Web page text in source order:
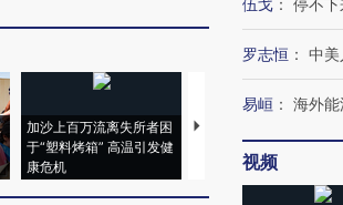
加沙上百万流离失所者困
于“塑料烤箱” 高温引发健
康危机
视线｜HYROX的吸金
术：是什么让中产们甘
心“花钱找虐”？
伍戈 ： 停不下
罗志恒 ： 中
易峘 ： 海外
视频